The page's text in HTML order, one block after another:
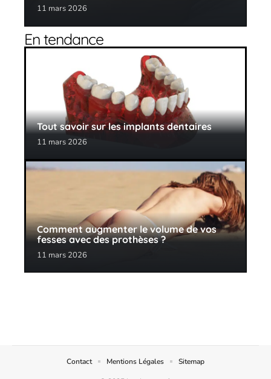
11 mars 2026
En tendance
Tout savoir sur les implants dentaires
11 mars 2026
Comment augmenter le volume de vos
fesses avec des prothèses ?
11 mars 2026
Contact Mentions Légales Sitemap